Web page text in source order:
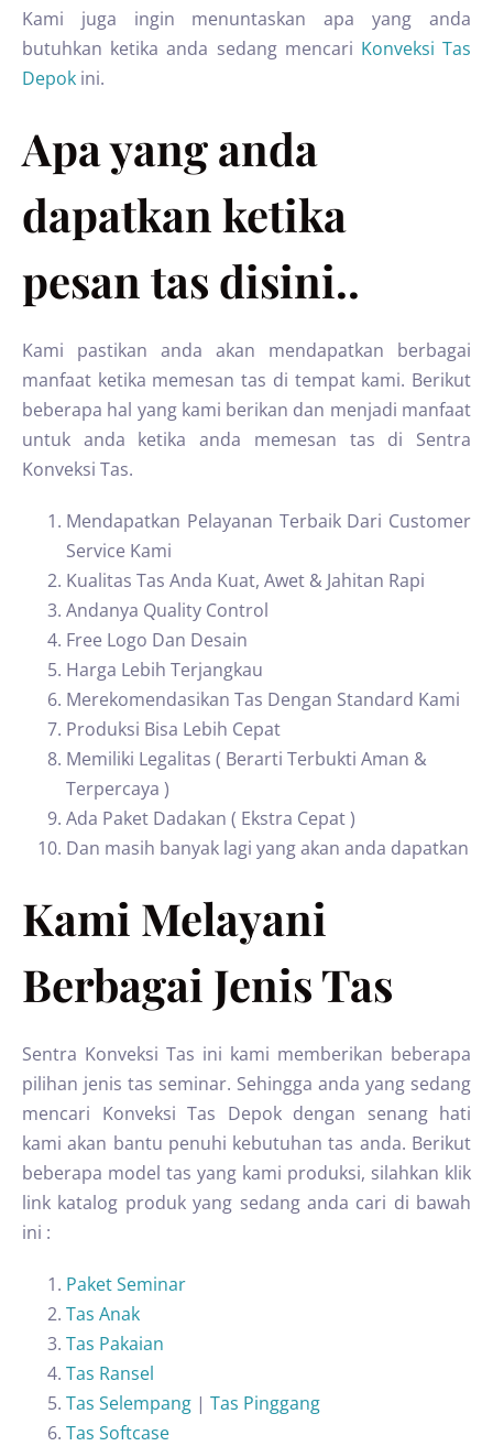
Kami juga ingin menuntaskan apa yang anda
butuhkan ketika anda sedang mencari Konveksi Tas
Depok ini.
Apa yang anda
dapatkan ketika
pesan tas disini..
Kami pastikan anda akan mendapatkan berbagai
manfaat ketika memesan tas di tempat kami. Berikut
beberapa hal yang kami berikan dan menjadi manfaat
untuk anda ketika anda memesan tas di Sentra
Konveksi Tas.
Mendapatkan Pelayanan Terbaik Dari Customer
Service Kami
Kualitas Tas Anda Kuat, Awet & Jahitan Rapi
Andanya Quality Control
Free Logo Dan Desain
Harga Lebih Terjangkau
Merekomendasikan Tas Dengan Standard Kami
Produksi Bisa Lebih Cepat
Memiliki Legalitas ( Berarti Terbukti Aman &
Terpercaya )
Ada Paket Dadakan ( Ekstra Cepat )
Dan masih banyak lagi yang akan anda dapatkan
Kami Melayani
Berbagai Jenis Tas
Sentra Konveksi Tas ini kami memberikan beberapa
pilihan jenis tas seminar. Sehingga anda yang sedang
mencari Konveksi Tas Depok dengan senang hati
kami akan bantu penuhi kebutuhan tas anda. Berikut
beberapa model tas yang kami produksi, silahkan klik
link katalog produk yang sedang anda cari di bawah
ini :
Paket Seminar
Tas Anak
Tas Pakaian
Tas Ransel
Tas Selempang | Tas Pinggang
Tas Softcase